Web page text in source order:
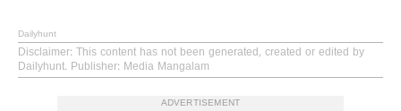
Dailyhunt
Disclaimer: This content has not been generated, created or edited by
Dailyhunt. Publisher: Media Mangalam
ADVERTISEMENT